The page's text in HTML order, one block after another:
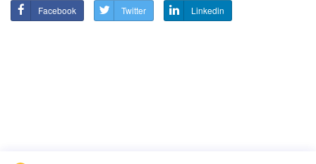
Facebook Twitter Linkedin